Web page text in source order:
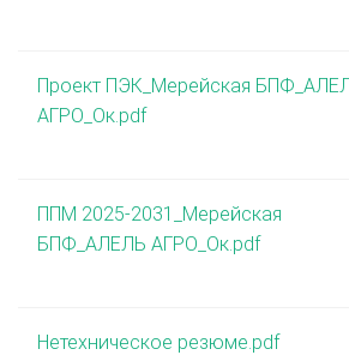
Проект ПЭК_Мерейская
АГРО_Ок.pdf
ППМ 2025-2031_Мерейская
БПФ_АЛЕЛЬ АГРО_Ок.pdf
Нетехническое резюме.pdf